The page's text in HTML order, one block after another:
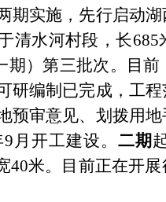
期实施，先行启动
清水河村段，长685
期）第三批次。目
研编制已完成，工
预审意见、划拨用
9 月开工建设。二期
40米。目前正在开